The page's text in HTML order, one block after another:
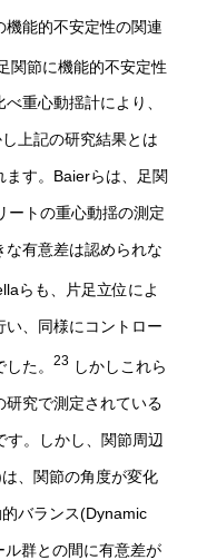
機能的不安定性の関連
関節に機能的不安定性
重心動揺計により、
上記の研究結果とは
す。Baierらは、足関
ートの重心動揺の測定
な有意差は認められな
らも、片足立位によ
い、同様にコントロー
た。 23しかしこれら
究で測定されている
。しかし、関節周辺
、関節の角度が変化
バランス(Dynamic
群との間に有意差が